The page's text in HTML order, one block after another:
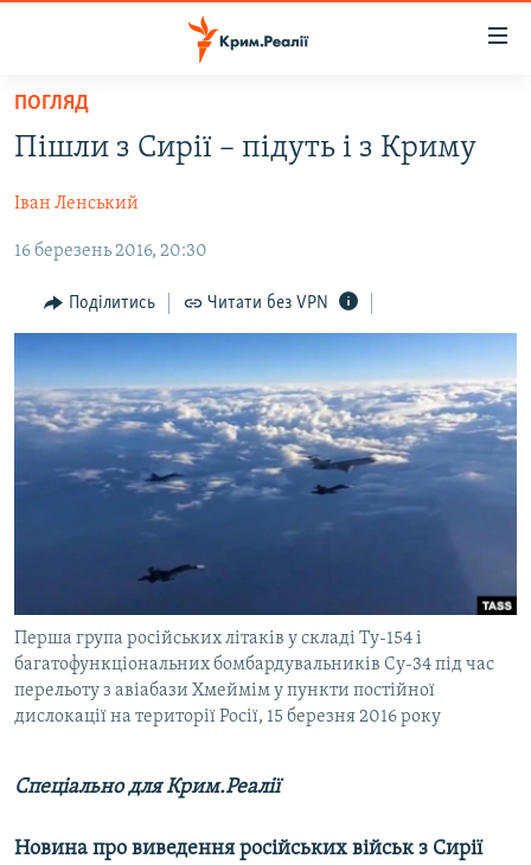
Перейти
основного
Перейти
до
навігації
Перейти
до
пошуку
ВІДЕО ТА ФОТО
ПОЛІТИКА
БЛОГИ
ПОГЛЯД
ІНТЕРВ'Ю
ВСЕ ЗА ДЕНЬ
СПЕЦПРОЕКТИ
УКРАЇНСЬКА ПРОБЛЕМА КРИМУ
ЯК ОБІЙТИ БЛОКУВАННЯ
Qırımtatar
ДОЛУЧАЙСЯ!
Усі сайти RFE/RL
ПОГЛЯД
Пішли з Сирії – підуть і з Криму
Іван Ленський
16 березень 2016, 20:30
Поділитись Читати без VPN
Перша група російських літаків у складі Ту-154 і
багатофункціональних бомбардувальників Су-34 під час
перельоту з авіабази Хмеймім у пункти постійної
дислокації на території Росії, 15 березня 2016 року
Спеціально для Крим.Реалії
Новина про виведення російських військ з Сирії